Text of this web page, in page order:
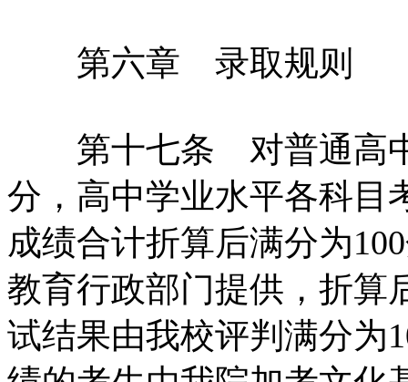
第六章 录取规则
第十七条 对普通高中
分，高中学业水平各科目
成绩合计折算后满分为
教育行政部门提供，折算
试结果由我校评判满分为